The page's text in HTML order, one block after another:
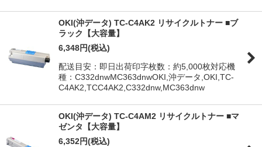
OKI(沖データ) TC-C4AK2 リサイクルトナー ■ブ
ラック【大容量】
6,348円(税込)
配送目安：即日出荷印字枚数：約5,000枚対応機
種：C332dnwMC363dnwOKI,沖データ,OKI,TC-
C4AK2,TCC4AK2,C332dnw,MC363dnw
OKI(沖データ) TC-C4AM2 リサイクルトナー ■マ
ゼンタ【大容量】
6,352円(税込)